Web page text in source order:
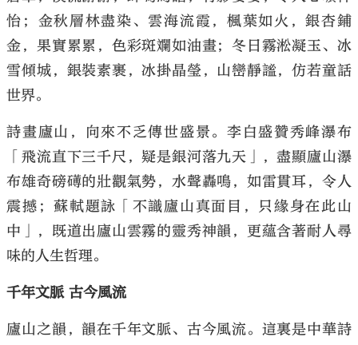
怡；金秋層林盡染、雲海流霞，楓葉如火，銀杏鋪
金，果實累累，色彩斑斕如油畫；冬日霧淞凝玉、冰
雪傾城，銀裝素裹，冰掛晶瑩，山巒靜謐，仿若童話
世界。
詩畫廬山，向來不乏傳世盛景。李白盛贊秀峰瀑布
「飛流直下三千尺，疑是銀河落九天」，盡顯廬山瀑
布雄奇磅礡的壯觀氣勢，水聲轟鳴，如雷貫耳，令人
震撼；蘇軾題詠「不識廬山真面目，只緣身在此山
中」，既道出廬山雲霧的靈秀神韻，更蘊含著耐人尋
味的人生哲理。
千年文脈 古今風流
廬山之韻，韻在千年文脈、古今風流。這裏是中華詩